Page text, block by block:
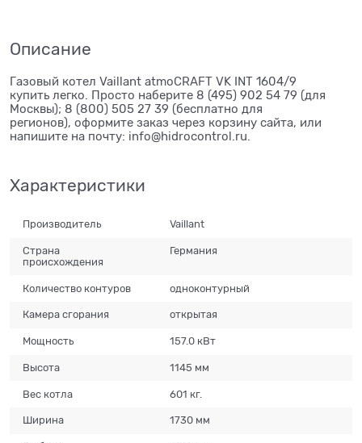
Описание
Газовый котел Vaillant atmoCRAFT VK INT 1604/9
купить легко. Просто наберите 8 (495) 902 54 79 (для
Москвы); 8 (800) 505 27 39 (бесплатно для
регионов), оформите заказ через корзину сайта, или
напишите на почту: info@hidrocontrol.ru.
Характеристики
Производитель Vaillant
Страна
происхождения
Германия
Количество контуров одноконтурный
Камера сгорания открытая
Мощность 157.0 кВт
Высота 1145 мм
Вес котла 601 кг.
Ширина 1730 мм